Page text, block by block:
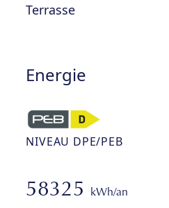
Terrasse
Energie
NIVEAU DPE/PEB
58325 kWh/an